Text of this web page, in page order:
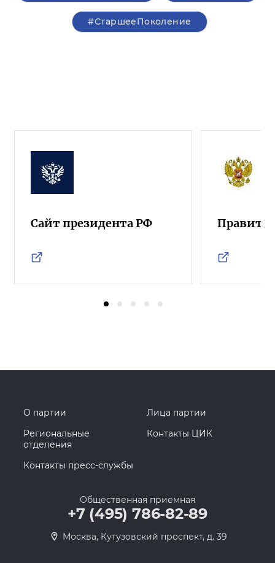
#СтаршееПоколение
Сайт президента РФ
О партии
Лица партии
Региональные
отделения
Контакты ЦИК
Контакты пресс-службы
Общественная приемная
+7 (495) 786-82-89
Москва, Кутузовский проспект, д. 39